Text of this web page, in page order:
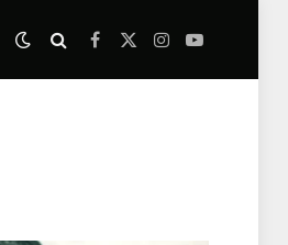
Facebook
X
Instagram
YouTube